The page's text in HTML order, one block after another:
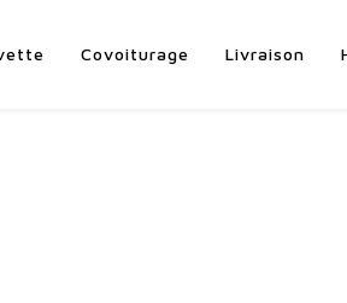
Covoiturage Livraison